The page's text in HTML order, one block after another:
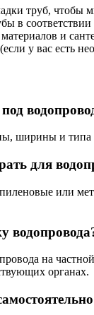
труб, чтобы
в
и
у вас есть
ширины и типа
для
или
на
органах.